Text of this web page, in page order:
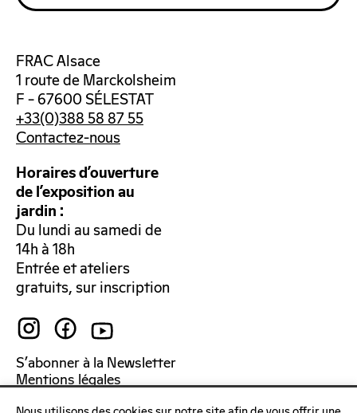
FRAC Alsace
1 route de Marckolsheim
F – 67600 SÉLESTAT
+33(0)388 58 87 55
Contactez-nous
Horaires d’ouverture
de l’exposition au
jardin :
Du lundi au samedi de
14h à 18h
Entrée et ateliers
gratuits, sur inscription
S’abonner à la Newsletter
Mentions légales